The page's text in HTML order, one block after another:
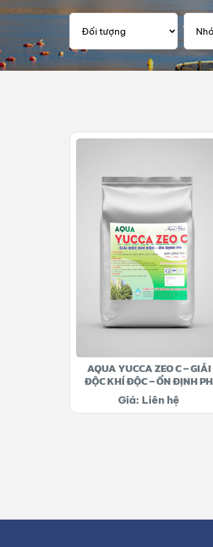
AQUA YUCCA ZEO C – GIẢI
ĐỘC KHÍ ĐỘC – ỔN ĐỊNH PH
Giá: Liên hệ